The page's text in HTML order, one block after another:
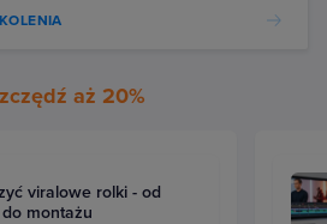
aż 20%
viralowe rolki - od
do montażu